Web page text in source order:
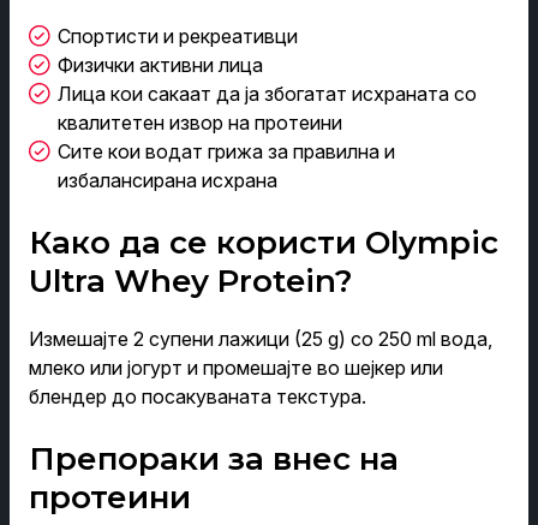
Спортисти и рекреативци
Физички активни лица
Лица кои сакаат да ја збогатат исхраната со
квалитетен извор на протеини
Сите кои водат грижа за правилна и
избалансирана исхрана
Како да се користи Olympic
Ultra Whey Protein?
Измешајте 2 супени лажици (25 g) со 250 ml вода,
млеко или јогурт и промешајте во шејкер или
блендер до посакуваната текстура.
Препораки за внес на
протеини